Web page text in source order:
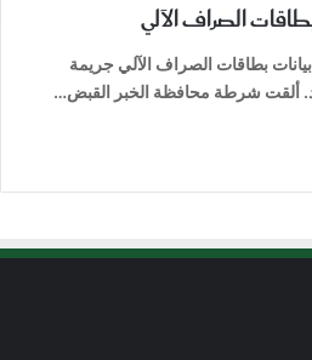
الصراف الآلي
بطاقات الصراف الآلي جريمة
ألقت شرطة محافظة الخبر القبض…